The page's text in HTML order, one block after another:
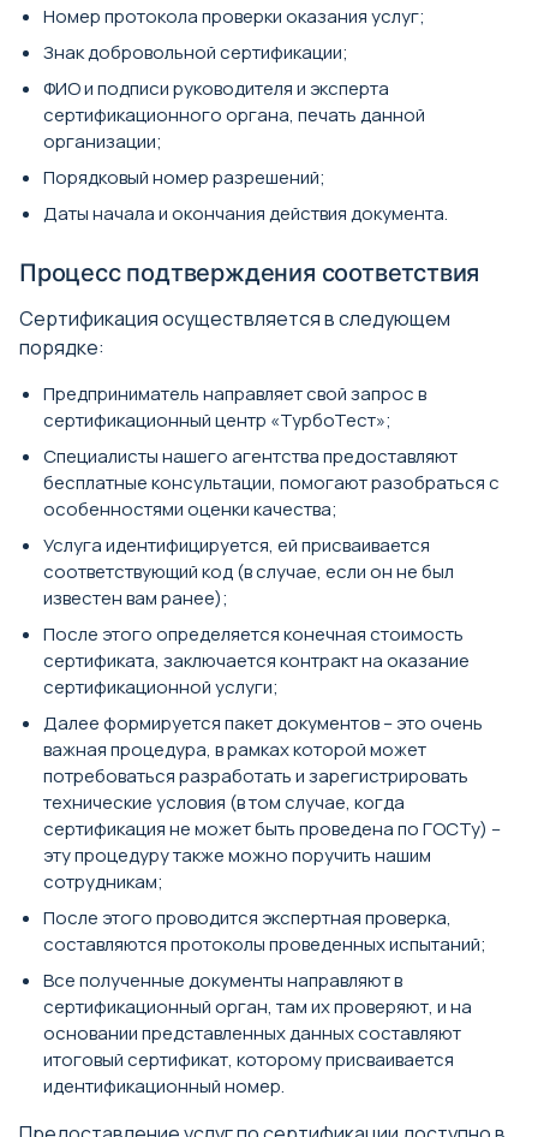
Номер протокола проверки оказания услуг;
Знак добровольной сертификации;
ФИО и подписи руководителя и эксперта
сертификационного органа, печать данной
организации;
Порядковый номер разрешений;
Даты начала и окончания действия документа.
Процесс подтверждения соответствия
Сертификация осуществляется в следующем
порядке:
Предприниматель направляет свой запрос в
сертификационный центр «ТурбоТест»;
Специалисты нашего агентства предоставляют
бесплатные консультации, помогают разобраться с
особенностями оценки качества;
Услуга идентифицируется, ей присваивается
соответствующий код (в случае, если он не был
известен вам ранее);
После этого определяется конечная стоимость
сертификата, заключается контракт на оказание
сертификационной услуги;
Далее формируется пакет документов – это очень
важная процедура, в рамках которой может
потребоваться разработать и зарегистрировать
технические условия (в том случае, когда
сертификация не может быть проведена по ГОСТу) –
эту процедуру также можно поручить нашим
сотрудникам;
После этого проводится экспертная проверка,
составляются протоколы проведенных испытаний;
Все полученные документы направляют в
сертификационный орган, там их проверяют, и на
основании представленных данных составляют
итоговый сертификат, которому присваивается
идентификационный номер.
Выбор города
Поиск города
Найти
А
Абакан